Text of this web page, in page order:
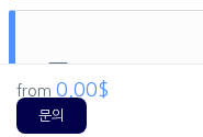
from 0,00$
문의
지정된 금액으로 안내 드리
당일 발송 상품의 경우 결제